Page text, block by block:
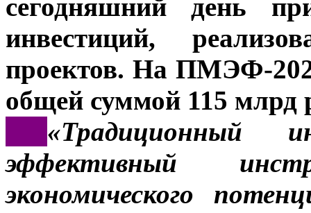
сегодняшний день
инвестиций,
проектов. На ПМЭФ-
общей суммой 115 млрд
«Традиционный
эффективный
экономического